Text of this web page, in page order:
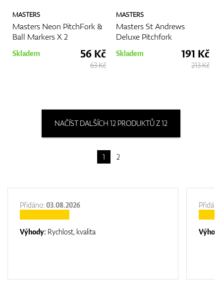
MASTERS
Masters Neon PitchFork &
Ball Markers X 2
Skladem 56 Kč
63 Kč
MASTERS
Masters St Andrews
Deluxe Pitchfork
Skladem 191 Kč
213 Kč
NAČÍST DALŠÍCH 12 PRODUKTŮ Z 12
1 2
Přidáno: 03.08.2026
Výhody: Rychlost, kvalita